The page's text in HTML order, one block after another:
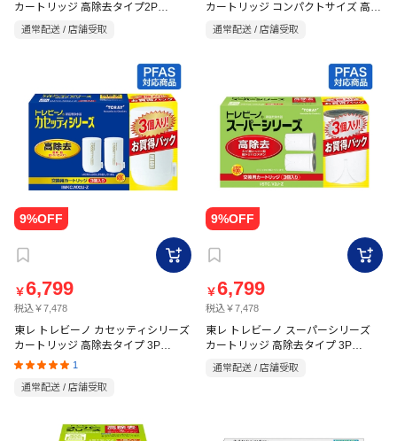
カートリッジ 高除去タイプ2P
通常配送 / 店舗受取
カートリッジ コンパクトサイズ 高除
去タイプ2P MKC.MX2J
通常配送 / 店舗受取
￥6,799
税込￥7,478
東レ トレビーノ カセッティシリーズ
カートリッジ 高除去タイプ 3P
MKC.MX2J-Z
1
通常配送 / 店舗受取
￥6,799
税込￥7,478
東レ トレビーノ スーパーシリーズ
カートリッジ 高除去タイプ 3P
通常配送 / 店舗受取